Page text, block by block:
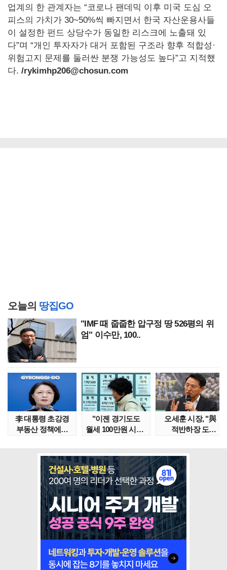
업계의 한 관계자는 “코로나 팬데믹 이후 미국 도심 오
피스의 가치가 30~50%씩 빠지면서 한국 자산운용사들
이 설정한 펀드 상당수가 동일한 리스크에 노출돼 있
다”며 “개인 투자자가 대거 포함된 구조라 향후 적합성·
위험고지 문제를 둘러싼 분쟁 가능성도 높다”고 지적했
다. /rykimhp206@chosun.com
오늘의 땅집GO
"IMF 때 줍줍한 압구정 땅 526평의 위
엄" 이수만, 100..
李 대통령 초강경
부동산 정책에…
"이젠 경기도도
월세 100만원 시대"
오세훈 시장, "與
적반하장 도